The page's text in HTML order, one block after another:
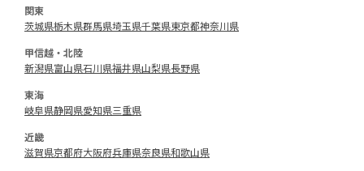
関東
茨城県栃木県群馬県埼玉県千葉県東京都神奈川県
甲信越・北陸
新潟県富山県石川県福井県山梨県長野県
東海
岐阜県静岡県愛知県三重県
近畿
滋賀県京都府大阪府兵庫県奈良県和歌山県